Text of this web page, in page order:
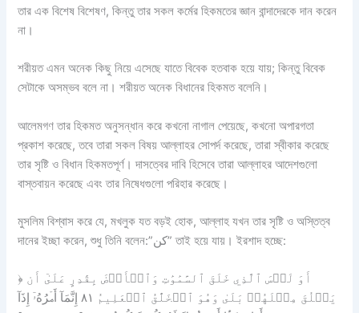
তার এক বিশেষ বিশেষণ, কিন্তু তার সকল কর্মের হিকমতের জ্ঞান বান্দাদেরকে দান করেন
না।
শরীয়ত এমন অনেক কিছু নিয়ে এসেছে যাতে বিবেক হতবাক হয়ে যায়; কিন্তু বিবেক
সেটাকে অসম্ভব বলে না। শরীয়ত অনেক বিধানের হিকমত বলেনি।
আলেমগণ তার হিকমত অনুসন্ধান করে কখনো নাগাল পেয়েছে, কখনো অপারগতা
প্রকাশ করেছে, তবে তারা সকল বিষয় আল্লাহর সোপর্দ করেছে, তারা স্বীকার করেছে
তার সৃষ্টি ও বিধান হিকমতপূর্ণ। দাসত্বের দাবি হিসেবে তারা আল্লাহর আদেশগুলো
বাস্তবায়ন করেছে এবং তার নিষেধগুলো পরিহার করেছে।
মুসলিম বিশ্বাস করে যে, মখলুক যত বড়ই হোক, আল্লাহ যখন তার সৃষ্টি ও অস্তিত্ব
দানের ইচ্ছা করেন, শুধু তিনি বলেন:”كن” তাই হয়ে যায়। ইরশাদ হচ্ছে:
﴿ أَوَ لَيۡسَ ٱلَّذِي خَلَقَ ٱلسَّمَٰوَٰتِ وَٱلۡأَرۡضَ بِقَٰدِرٍ عَلَىٰٓ أَن
يَخۡلُقَ مِثۡلَهُمۚ بَلَىٰ وَهُوَ ٱلۡخَلَّٰقُ ٱلۡعَلِيمُ ٨١ إِنَّمَآ أَمۡرُهُۥٓ إِذَآ